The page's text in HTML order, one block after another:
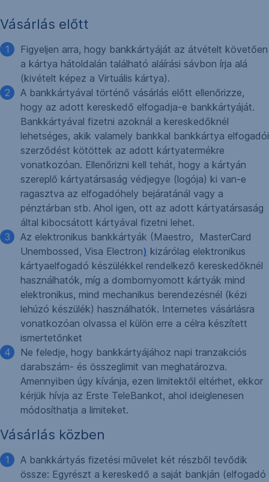
Vásárlás előtt
Figyeljen arra, hogy bankkártyáját az átvételt követően
a kártya hátoldalán található aláírási sávbon írja alá
(kivételt képez a Virtuális kártya).
A bankkártyával történő vásárlás előtt ellenőrizze,
hogy az adott kereskedő elfogadja-e bankkártyáját.
Bankkártyával fizetni azoknál a kereskedőknél
lehetséges, akik valamely bankkal bankkártya elfogadói
szerződést kötöttek az adott kártyatermékre
vonatkozóan. Ellenőrizni kell tehát, hogy a kártyán
szereplő kártyatársaság védjegye (logója) ki van-e
ragasztva az elfogadóhely bejáratánál vagy a
pénztárban stb. Ahol igen, ott az adott kártyatársaság
által kibocsátott kártyával fizetni lehet.
Az elektronikus bankkártyák (Maestro, MasterCard
Unembossed, Visa Electron) kizárólag elektronikus
kártyaelfogadó készülékkel rendelkező kereskedőknél
használhatók, míg a dombornyomott kártyák mind
elektronikus, mind mechanikus berendezésnél (kézi
lehúzó készülék) használhatók. Internetes vásárlásra
vonatkozóan olvassa el külön erre a célra készített
ismertetőnket
Ne feledje, hogy bankkártyájához napi tranzakciós
darabszám- és összeglimit van meghatározva.
Amennyiben úgy kívánja, ezen limitektől eltérhet, ekkor
kérjük hívja az Erste TeleBankot, ahol ideiglenesen
módosíthatja a limiteket.
Vásárlás közben
A bankkártyás fizetési művelet két részből tevődik
össze: Egyrészt a kereskedő a saját bankján (elfogadó